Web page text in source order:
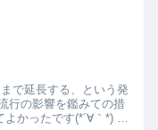
で延長する、という発
かったです(*´∀｀*) 何